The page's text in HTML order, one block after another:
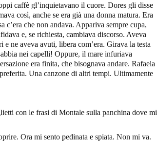
caffè gl’inquietavano il cuore. Dores gli disse
così, anche se era già una donna matura. Era
c’era che non andava. Appariva sempre cupa,
e, se richiesta, cambiava discorso. Aveva
ne aveva avuti, libera com’era. Girava la testa
nei capelli! Oppure, il mare infuriava
era finita, che bisognava andare. Rafaela
Una canzone di altri tempi. Ultimamente
con le frasi di Montale sulla panchina dove mi
Ora mi sento pedinata e spiata. Non mi va.